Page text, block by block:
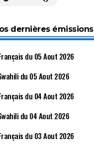
dernières émissions
du 05 Aout 2026
du 05 Aout 2026
du 04 Aout 2026
du 04 Aout 2026
du 03 Aout 2026